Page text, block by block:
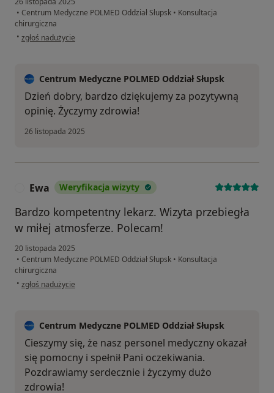
• Centrum Medyczne POLMED Oddział Słupsk • Konsultacja
chirurgiczna
• w opinii użytkownika ASK
zgłoś nadużycie
Centrum Medyczne POLMED Oddział Słupsk
Dzień dobry, bardzo dziękujemy za pozytywną
opinię. Życzymy zdrowia!
26 listopada 2025
Ewa Weryfikacja wizyty
Bardzo kompetentny lekarz. Wizyta przebiegła
w miłej atmosferze. Polecam!
20 listopada 2025
• Centrum Medyczne POLMED Oddział Słupsk • Konsultacja
chirurgiczna
• w opinii użytkownika Ewa
zgłoś nadużycie
Centrum Medyczne POLMED Oddział Słupsk
Cieszymy się, że nasz personel medyczny okazał
się pomocny i spełnił Pani oczekiwania.
Pozdrawiamy serdecznie i życzymy dużo
zdrowia!